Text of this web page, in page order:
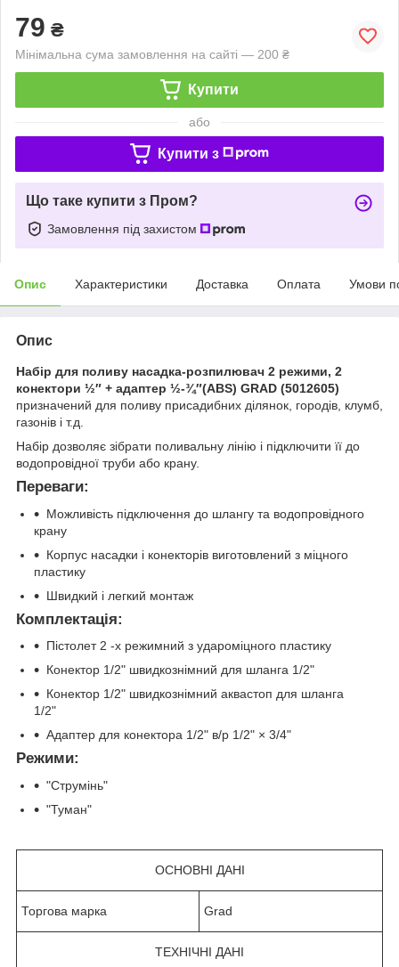
79 ₴
Мінімальна сума замовлення на сайті — 200 ₴
Купити
або
Купити з
Що таке купити з Пром?
Замовлення під захистом
Опис Характеристики Доставка Оплата Умови
Опис
Набір для поливу насадка-розпилювач 2 режими, 2
конектори ½″ + адаптер ½-¾″(ABS) GRAD (5012605)
призначений для поливу присадибних ділянок, городів, клумб,
газонів і т.д.
Набір дозволяє зібрати поливальну лінію і підключити її до
водопровідної труби або крану.
Переваги:
Можливість підключення до шлангу та водопровідного
крану
Корпус насадки і конекторів виготовлений з міцного
пластику
Швидкий і легкий монтаж
Комплектація:
Пістолет 2 -х режимний з удароміцного пластику
Конектор 1/2" швидкознімний для шланга 1/2"
Конектор 1/2" швидкознімний аквастоп для шланга
1/2"
Адаптер для конектора 1/2" в/р 1/2" × 3/4"
Режими:
"Струмінь"
"Туман"
ОСНОВНІ ДАНІ
Торгова марка Grad
ТЕХНІЧНІ ДАНІ